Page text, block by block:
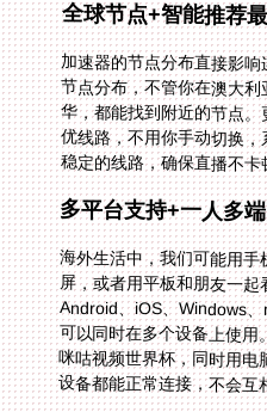
全球节点+智能推荐
加速器的节点分布直接影响
稳定的线路，确保直播不卡
多平台支持+一人多
海外生活中，我们可能用
屏，或者用平板和朋友一起
设备都能正常连接，不会互